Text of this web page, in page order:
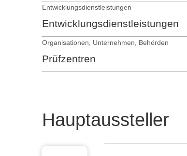
Entwicklungsdienstleistungen
Entwicklungsdienstleistungen
Organisationen, Unternehmen, Behörden
Prüfzentren
Hauptaussteller